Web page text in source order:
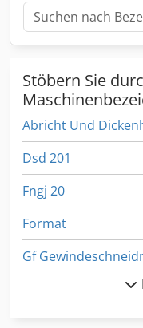
Stöbern Sie
Abricht Und
Dsd 201
Fngj 20
Format
Gf